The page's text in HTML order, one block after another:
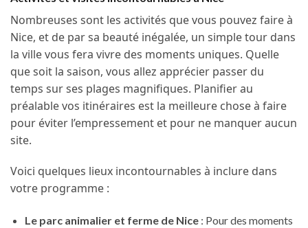
Nombreuses sont les activités que vous pouvez faire à
Nice, et de par sa beauté inégalée, un simple tour dans
la ville vous fera vivre des moments uniques. Quelle
que soit la saison, vous allez apprécier passer du
temps sur ses plages magnifiques. Planifier au
préalable vos itinéraires est la meilleure chose à faire
pour éviter l’empressement et pour ne manquer aucun
site.
Voici quelques lieux incontournables à inclure dans
votre programme :
Le parc animalier et ferme de Nice: Pour des moments